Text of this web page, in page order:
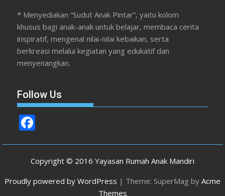
* Menyediakan “Sudut Anak Pintar”, yaitu kolom
khusus bagi anak-anak untuk belajar, membaca cerita
inspiratif, mengenal nilai-nilai kebaikan, serta
berkreasi melalui kegiatan yang edukatif dan
menyenangkan.
Follow Us
ac
e
b
o
Copyright © 2016 Yayasan Rumah Anak Mandiri
Proudly powered by WordPress | Theme: SuperMag by Acme
Themes